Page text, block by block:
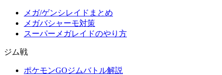
メガ/ゲンシレイドまとめ
メガバシャーモ対策
スーパーメガレイドのやり方
ジム戦
ポケモンGOジムバトル解説